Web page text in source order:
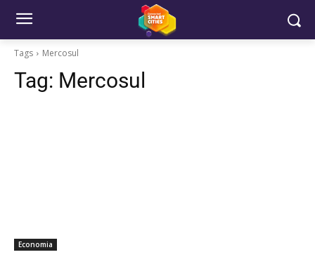
Tags Mercosul
Tag: Mercosul
Economia